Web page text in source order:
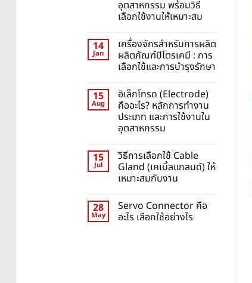
อุตสาหกรรม พร้อมวิธี
เลือกใช้งานให้เหมาะสม
14
Jan
เครื่องจักรสำหรับการผลิต
ผลิตภัณฑ์ปิโตรเคมี : การ
เลือกใช้และการบำรุงรักษา
15
Aug
อิเล็กโทรด (Electrode)
คืออะไร? หลักการทำงาน
ประเภท และการใช้งานใน
อุตสาหกรรม
15
Jul
วิธีการเลือกใช้ Cable
Gland (เคเบิ้ลแกลนด์) ให้
เหมาะสมกับงาน
28
May
Servo Connector คือ
อะไร เลือกใช้อย่างไร